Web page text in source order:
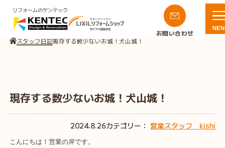
リフォームのケンテック
お問い合わせ
スタッフ日記現存する数少ないお城！犬山城！
現存する数少ないお城！犬山城！
2024.8.26カテゴリー： 営業スタッフ kishi
こんにちは！ 営業の岸です。